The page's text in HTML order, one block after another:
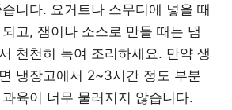
니다. 요거트나 스무디에 넣을 때
고, 잼이나 소스로 만들 때는 냄
천천히 녹여 조리하세요. 만약 생
냉장고에서 2~3시간 정도 부분
육이 너무 물러지지 않습니다.